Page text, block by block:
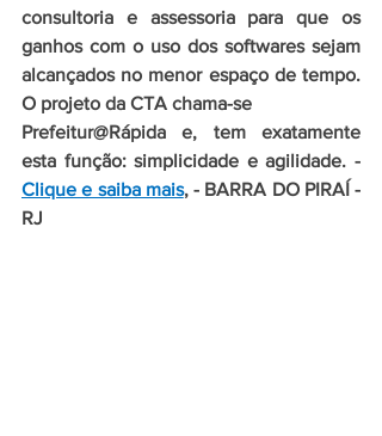
consultoria e assessoria para que os
ganhos com o uso dos softwares sejam
alcançados no menor espaço de tempo.
O projeto da CTA chama-se
Prefeitur@Rápida e, tem exatamente
Clique e saiba mais, - BARRA DO PIRAÍ -
RJ